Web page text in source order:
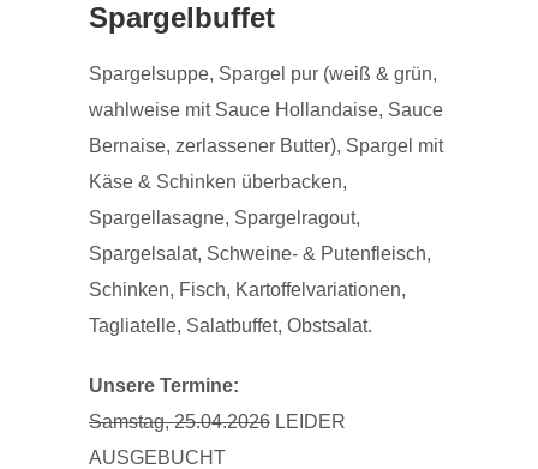
Spargelbuffet
Spargelsuppe, Spargel pur (weiß & grün,
wahlweise mit Sauce Hollandaise, Sauce
Bernaise, zerlassener Butter), Spargel mit
Käse & Schinken überbacken,
Spargellasagne, Spargelragout,
Spargelsalat, Schweine- & Putenfleisch,
Schinken, Fisch, Kartoffelvariationen,
Tagliatelle, Salatbuffet, Obstsalat.
Unsere Termine:
Samstag, 25.04.2026 LEIDER
AUSGEBUCHT